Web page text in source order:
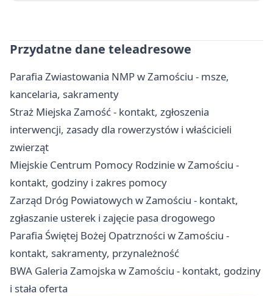
Przydatne dane teleadresowe
Parafia Zwiastowania NMP w Zamościu - msze,
kancelaria, sakramenty
Straż Miejska Zamość - kontakt, zgłoszenia
interwencji, zasady dla rowerzystów i właścicieli
zwierząt
Miejskie Centrum Pomocy Rodzinie w Zamościu -
kontakt, godziny i zakres pomocy
Zarząd Dróg Powiatowych w Zamościu - kontakt,
zgłaszanie usterek i zajęcie pasa drogowego
Parafia Świętej Bożej Opatrzności w Zamościu -
kontakt, sakramenty, przynależność
BWA Galeria Zamojska w Zamościu - kontakt, godziny
i stała oferta